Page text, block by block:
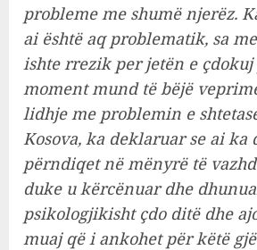
probleme me shumë njerëz.
ai është aq problematik, sa
ishte rrezik per jetën e çdokuj
moment mund të bëjë
lidhje me problemin e
Kosova, ka deklaruar se ai ka
përndiqet në mënyrë të
duke u kërcënuar dhe
psikologjikisht çdo ditë dhe
muaj që i ankohet për këtë